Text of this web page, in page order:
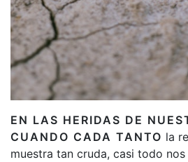
EN LAS HERIDAS DE
CUANDO CADA TANTO la
muestra tan cruda, casi todo